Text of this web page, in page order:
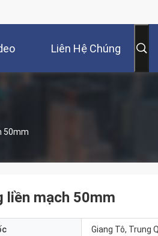
Liên Hệ Chúng
50mm
liền mạch 50mm
Giang Tô, Trung